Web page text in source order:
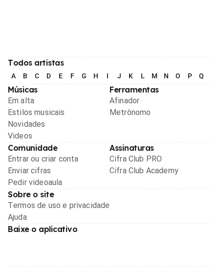
Todos artistas
A B C D E F G H I J K L M N O P Q
Músicas
Em alta
Estilos musicais
Novidades
Videos
Ferramentas
Afinador
Metrônomo
Comunidade
Entrar ou criar conta
Enviar cifras
Pedir videoaula
Assinaturas
Cifra Club PRO
Cifra Club Academy
Sobre o site
Termos de uso e privacidade
Ajuda
Baixe o aplicativo